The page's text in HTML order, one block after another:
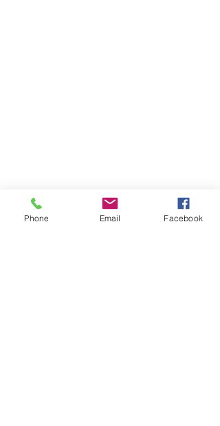
Phone Email Facebook